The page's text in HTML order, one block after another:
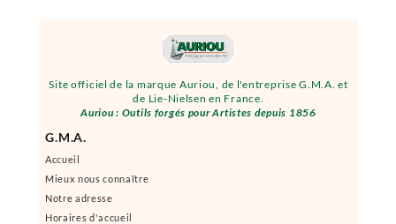
Site officiel de la marque Auriou, de l'entreprise G.M.A. et
de Lie-Nielsen en France.
Auriou : Outils forgés pour Artistes depuis 1856
G.M.A.
Accueil
Mieux nous connaître
Notre adresse
Horaires d'accueil